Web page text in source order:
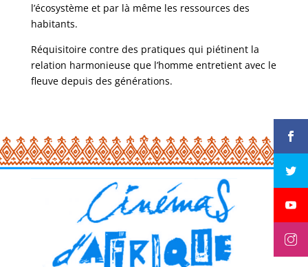
l’écosystème et par là même les ressources des
habitants.
Réquisitoire contre des pratiques qui piétinent la
relation harmonieuse que l’homme entretient avec le
fleuve depuis des générations.